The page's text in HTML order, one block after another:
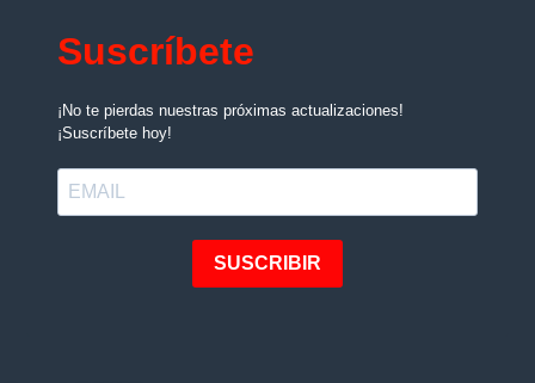
Suscríbete
¡No te pierdas nuestras próximas actualizaciones!
¡Suscríbete hoy!
SUSCRIBIR